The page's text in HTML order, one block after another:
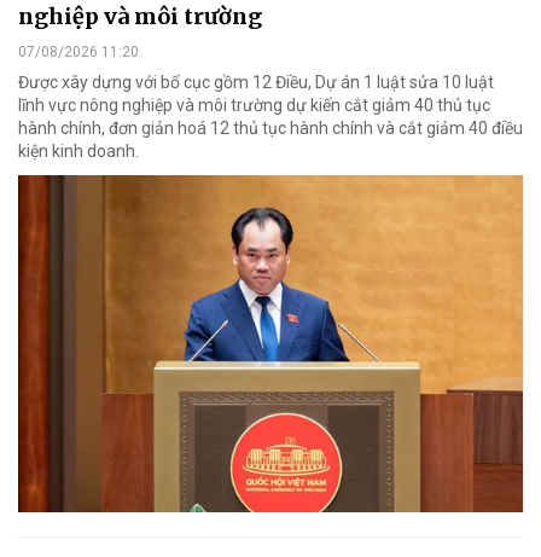
nghiệp và môi trường
07/08/2026 11:20
Được xây dựng với bố cục gồm 12 Điều, Dự án 1 luật sửa 10 luật
lĩnh vực nông nghiệp và môi trường dự kiến cắt giảm 40 thủ tục
hành chính, đơn giản hoá 12 thủ tục hành chính và cắt giảm 40 điều
kiện kinh doanh.